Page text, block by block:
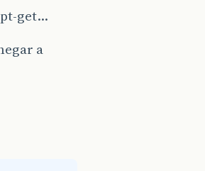
get…
a